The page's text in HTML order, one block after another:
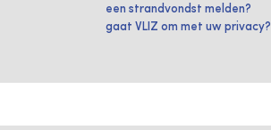
een strandvondst melden?
gaat VLIZ om met uw privacy?